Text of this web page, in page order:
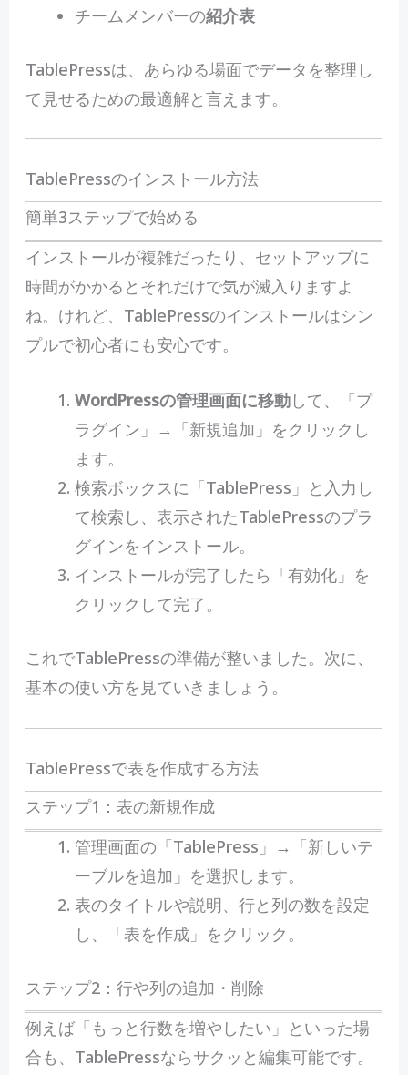
チームメンバーの紹介表
TablePressは、あらゆる場面でデータを整理し
て見せるための最適解と言えます。
TablePressのインストール方法
簡単3ステップで始める
インストールが複雑だったり、セットアップに
時間がかかるとそれだけで気が滅入りますよ
ね。けれど、TablePressのインストールはシン
プルで初心者にも安心です。
WordPressの管理画面に移動して、「プ
ラグイン」→「新規追加」をクリックし
ます。
検索ボックスに「TablePress」と入力し
て検索し、表示されたTablePressのプラ
グインをインストール。
インストールが完了したら「有効化」を
クリックして完了。
これでTablePressの準備が整いました。次に、
基本の使い方を見ていきましょう。
TablePressで表を作成する方法
ステップ1：表の新規作成
管理画面の「TablePress」→「新しいテ
ーブルを追加」を選択します。
表のタイトルや説明、行と列の数を設定
し、「表を作成」をクリック。
ステップ2：行や列の追加・削除
例えば「もっと行数を増やしたい」といった場
合も、TablePressならサクッと編集可能です。